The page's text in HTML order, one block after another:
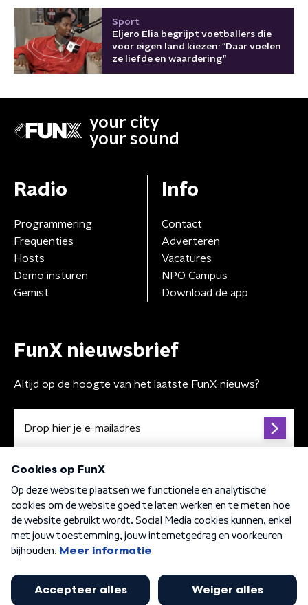
Sport
Eljero Elia begrijpt voetballers die
voor eigen land kiezen: "Daar voelen
ze liefde en waardering"
your city
your sound
Radio
Programmering
Frequenties
Hosts
Demo insturen
Gemist
Info
Contact
Adverteren
Vacatures
NPO Campus
Download de app
FunX nieuwsbrief
Altijd op de hoogte van het laatste FunX-nieuws?
Algemene voorwaarden Privacybeleid